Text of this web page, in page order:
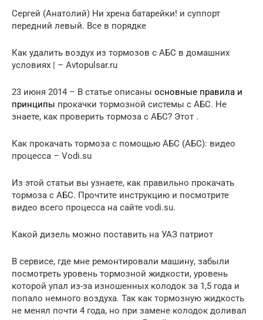
Сергей (Анатолий) Ни хрена батарейки! и суппорт
передний левый. Все в порядке
Как удалить воздух из тормозов с АБС в домашних
условиях | – Avtopulsar.ru
23 июня 2014 – В статье описаны основные правила и
принципы прокачки тормозной системы с АБС. Не
знаете, как проверить тормоза с АБС? Этот .
Как прокачать тормоза с помощью АБС (АБС): видео
процесса – Vodi.su
Из этой статьи вы узнаете, как правильно прокачать
тормоза с АБС. Прочтите инструкцию и посмотрите
видео всего процесса на сайте vodi.su.
Какой дизель можно поставить на УАЗ патриот
В сервисе, где мне ремонтировали машину, забыли
посмотреть уровень тормозной жидкости, уровень
которой упал из-за изношенных колодок за 1,5 года и
попало немного воздуха. Так как тормозную жидкость
не менял почти 4 года, но при замене колодок доливал